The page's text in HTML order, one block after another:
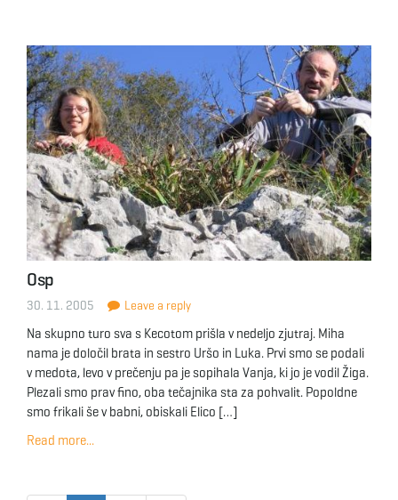
Osp
30. 11. 2005 Leave a reply
Na skupno turo sva s Kecotom prišla v nedeljo zjutraj. Miha
nama je določil brata in sestro Uršo in Luka. Prvi smo se podali
v medota, levo v prečenju pa je sopihala Vanja, ki jo je vodil Žiga.
Plezali smo prav fino, oba tečajnika sta za pohvalit. Popoldne
smo frikali še v babni, obiskali Elico […]
Read more...